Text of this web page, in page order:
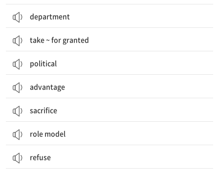
department
take ~ for granted
political
advantage
sacrifice
role model
refuse